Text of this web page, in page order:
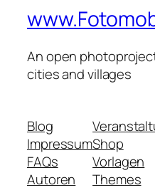
An open
cities and villages
Blog
Impressum
FAQs
Autoren
Shop
Vorlagen
Themes